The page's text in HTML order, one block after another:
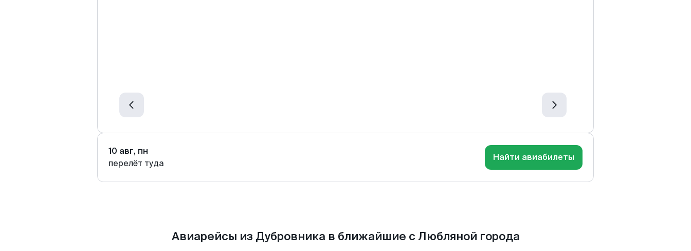
10 авг, пн
перелёт туда
Найти авиабилеты
Авиарейсы из Дубровника в ближайшие с Любляной города